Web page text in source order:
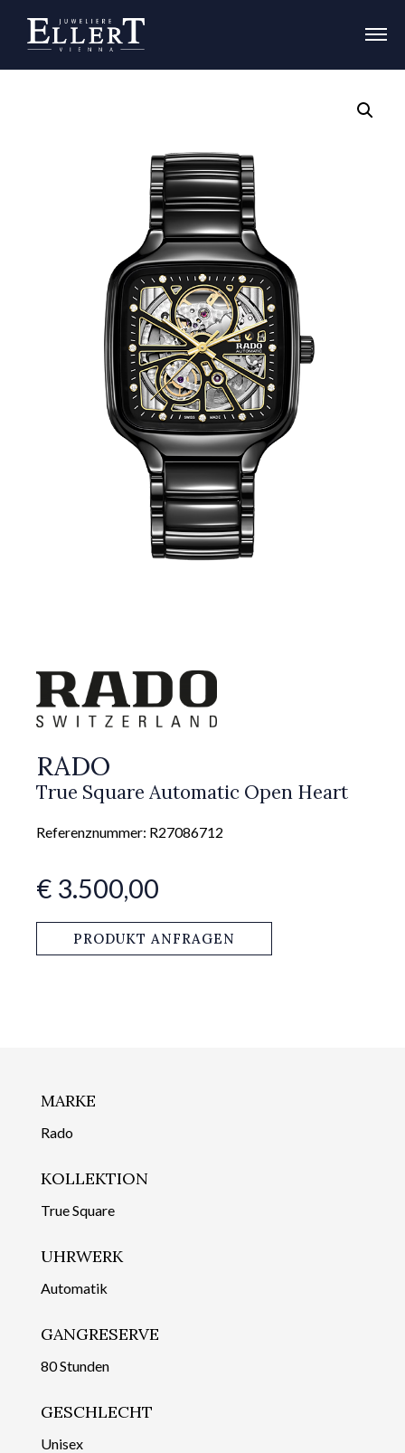
RADO
True Square Automatic Open Heart
Referenznummer: R27086712
€ 3.500,00
PRODUKT ANFRAGEN
MARKE
Rado
KOLLEKTION
True Square
UHRWERK
Automatik
GANGRESERVE
80 Stunden
GESCHLECHT
Unisex